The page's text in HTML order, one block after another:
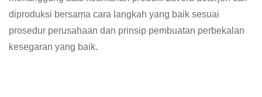
diproduksi bersama cara langkah yang baik sesuai
prosedur perusahaan dan prinsip pembuatan perbekalan
kesegaran yang baik.